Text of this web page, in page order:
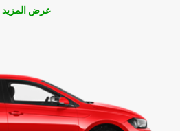
عرض المزيد